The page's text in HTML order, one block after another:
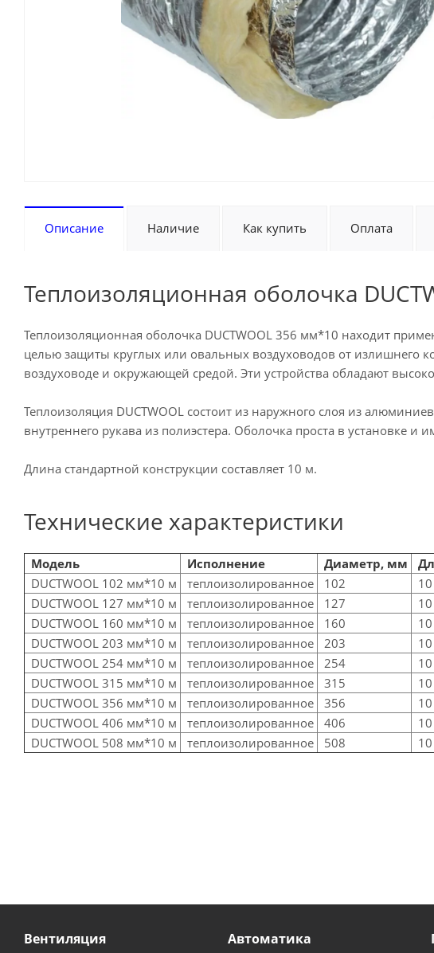
Описание Наличие Как купить Оплата
Теплоизоляционная оболочка
Теплоизоляционная оболочка DUCTWOOL 356 мм*10 находит
целью защиты круглых или овальных воздуховодов от излишнего
воздуховоде и окружающей средой. Эти устройства обладают
Теплоизоляция DUCTWOOL состоит из наружного слоя из
внутреннего рукава из полиэстера. Оболочка проста в установке и
Длина стандартной конструкции составляет 10 м.
Технические характеристики
Модель Исполнение Диаметр, мм
DUCTWOOL 102 мм*10 м
теплоизолированное 102
10
DUCTWOOL 127 мм*10 м
теплоизолированное 127
10
DUCTWOOL 160 мм*10 м
теплоизолированное 160
10
DUCTWOOL 203 мм*10 м
теплоизолированное 203
10
DUCTWOOL 254 мм*10 м
теплоизолированное 254
10
DUCTWOOL 315 мм*10 м
теплоизолированное 315
10
DUCTWOOL 356 мм*10 м
теплоизолированное 356
10
DUCTWOOL 406 мм*10 м
теплоизолированное 406
10
DUCTWOOL 508 мм*10 м
теплоизолированное 508 10
Вентиляция Автоматика